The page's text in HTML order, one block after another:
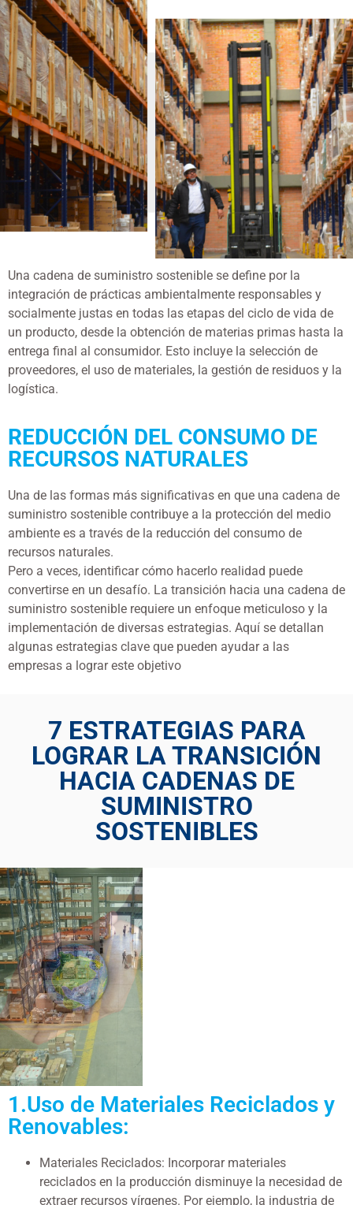
Una cadena de suministro sostenible se define por la
integración de prácticas ambientalmente responsables y
socialmente justas en todas las etapas del ciclo de vida de
un producto, desde la obtención de materias primas hasta la
entrega final al consumidor. Esto incluye la selección de
proveedores, el uso de materiales, la gestión de residuos y la
logística.
REDUCCIÓN DEL CONSUMO DE
RECURSOS NATURALES
Una de las formas más significativas en que una cadena de
suministro sostenible contribuye a la protección del medio
ambiente es a través de la reducción del consumo de
recursos naturales.
Pero a veces, identificar cómo hacerlo realidad puede
convertirse en un desafío. La transición hacia una cadena de
suministro sostenible requiere un enfoque meticuloso y la
implementación de diversas estrategias. Aquí se detallan
algunas estrategias clave que pueden ayudar a las
empresas a lograr este objetivo
7 ESTRATEGIAS PARA
LOGRAR LA TRANSICIÓN
HACIA CADENAS DE
SUMINISTRO
SOSTENIBLES
1.Uso de Materiales Reciclados y
Renovables:
Materiales Reciclados: Incorporar materiales
reciclados en la producción disminuye la necesidad de
extraer recursos vírgenes. Por ejemplo, la industria de